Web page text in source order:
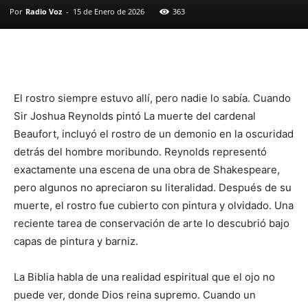
Por Radio Voz - 15 de Enero de 2026 363
El rostro siempre estuvo allí, pero nadie lo sabía. Cuando
Sir Joshua Reynolds pintó La muerte del cardenal
Beaufort, incluyó el rostro de un demonio en la oscuridad
detrás del hombre moribundo. Reynolds representó
exactamente una escena de una obra de Shakespeare,
pero algunos no apreciaron su literalidad. Después de su
muerte, el rostro fue cubierto con pintura y olvidado. Una
reciente tarea de conservación de arte lo descubrió bajo
capas de pintura y barniz.
La Biblia habla de una realidad espiritual que el ojo no
puede ver, donde Dios reina supremo. Cuando un